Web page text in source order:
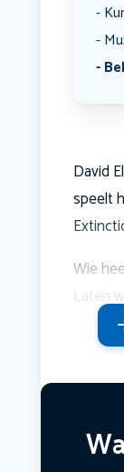
David
speelt
Wie
Laten